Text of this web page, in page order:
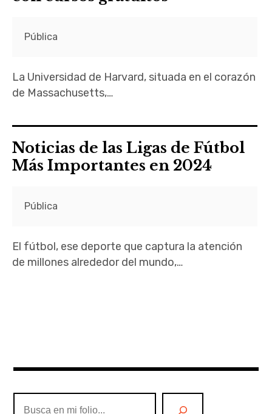
Pública
La Universidad de Harvard, situada en el corazón
de Massachusetts,…
Noticias de las Ligas de Fútbol
Más Importantes en 2024
Pública
El fútbol, ese deporte que captura la atención
de millones alrededor del mundo,…